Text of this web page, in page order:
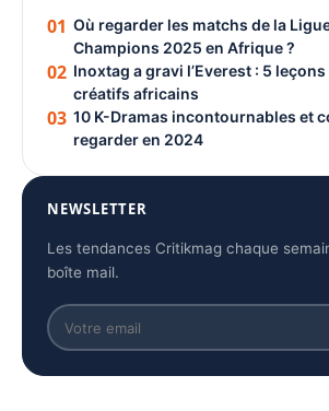
01 Où regarder les matchs de la
Champions 2025 en Afrique ?
02 Inoxtag a gravi l’Everest : 5
créatifs africains
03 10 K-Dramas incontournables et
regarder en 2024
NEWSLETTER
Les tendances Critikmag chaque
boîte mail.